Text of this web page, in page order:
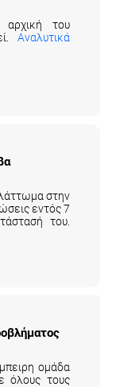
του
Αναλυτικά
στην
εντός 7
του.
ομάδα
όλους τους